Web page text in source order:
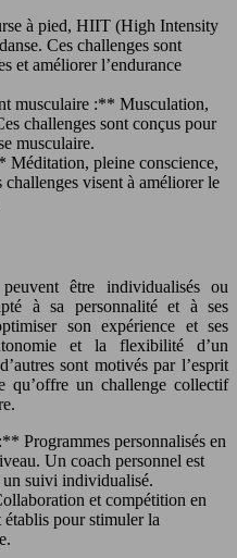
à pied, HIIT (High Intensity
Ces challenges sont
et améliorer l’endurance
musculaire :** Musculation,
challenges sont conçus pour
musculaire.
pleine conscience,
visent à améliorer le
peuvent être individualisés ou
à sa personnalité et à ses
son expérience et ses
et la flexibilité d’un
sont motivés par l’esprit
qu’offre un challenge collectif
Programmes personnalisés en
Un coach personnel est
un suivi individualisé.
et compétition en
établis pour stimuler la